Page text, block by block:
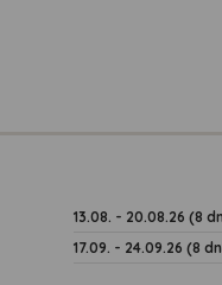
13.08. - 20.08.26 (8
17.09. - 24.09.26 (8